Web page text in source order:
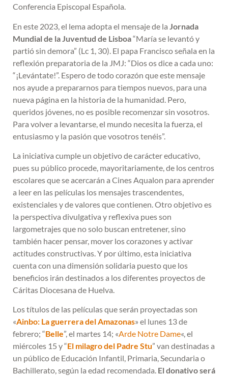
Conferencia Episcopal Española.
En este 2023, el lema adopta el mensaje de la Jornada
Mundial de la Juventud de Lisboa“María se levantó y
partió sin demora” (Lc 1, 30). El papa Francisco señala en la
reflexión preparatoria de la JMJ: “Dios os dice a cada uno:
“¡Levántate!”. Espero de todo corazón que este mensaje
nos ayude a prepararnos para tiempos nuevos, para una
nueva página en la historia de la humanidad. Pero,
queridos jóvenes, no es posible recomenzar sin vosotros.
Para volver a levantarse, el mundo necesita la fuerza, el
entusiasmo y la pasión que vosotros tenéis”.
La iniciativa cumple un objetivo de carácter educativo,
pues su público procede, mayoritariamente, de los centros
escolares que se acercarán a Cines Aqualon para aprender
a leer en las películas los mensajes trascendentes,
existenciales y de valores que contienen. Otro objetivo es
la perspectiva divulgativa y reflexiva pues son
largometrajes que no solo buscan entretener, sino
también hacer pensar, mover los corazones y activar
actitudes constructivas. Y por último, esta iniciativa
cuenta con una dimensión solidaria puesto que los
beneficios irán destinados a los diferentes proyectos de
Cáritas Diocesana de Huelva.
Los títulos de las películas que serán proyectadas son
«Ainbo: La guerrera del Amazonas» el lunes 13 de
febrero; “Belle”, el martes 14; «Arde Notre Dame«, el
miércoles 15 y “El milagro del Padre Stu” van destinadas a
un público de Educación Infantil, Primaria, Secundaria o
Bachillerato, según la edad recomendada. El donativo será